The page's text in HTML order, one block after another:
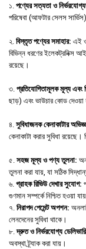
১. পণ্যের সত্যতা ও
পরিষেবা (আফটার সেলস
২. বিস্তৃত পণ্যের সমাহার: এই
বিভিন্ন ধরণের ইলেকট্রনিক্স
রয়েছে।
৩. প্রতিযোগিতামূলক মূল্য এবং
ছাড়) এবং ভাউচার কোড দেওয়া
৪. সুবিধাজনক কেনাকাটার
কেনাকাটা করার সুবিধা
৫. সহজ মূল্য ও পণ্য তুলনা:
তুলনা করা যায়, যা সঠিক
৬. গ্রাহক রিভিউ দেখার সুযোগ:
গুণমান সম্পর্কে নিশ্চিত হওয়া
৭. নিরাপদ পেমেন্ট অপশন:
লেনদেনের সুবিধা থাকে।
৮.দ্রুত ও নির্ভরযোগ্য
অবস্থা ট্র্যাক করা যায়।